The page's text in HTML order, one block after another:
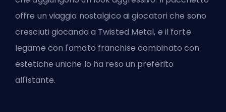
offre un viaggio nostalgico ai giocatori che sono
cresciuti giocando a Twisted Metal, e il forte
legame con l'amato franchise combinato con
estetiche uniche lo ha reso un preferito
all'istante.